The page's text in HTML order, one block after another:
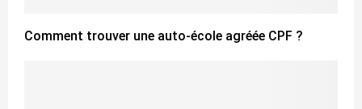
Comment trouver une auto-école agréée CPF ?